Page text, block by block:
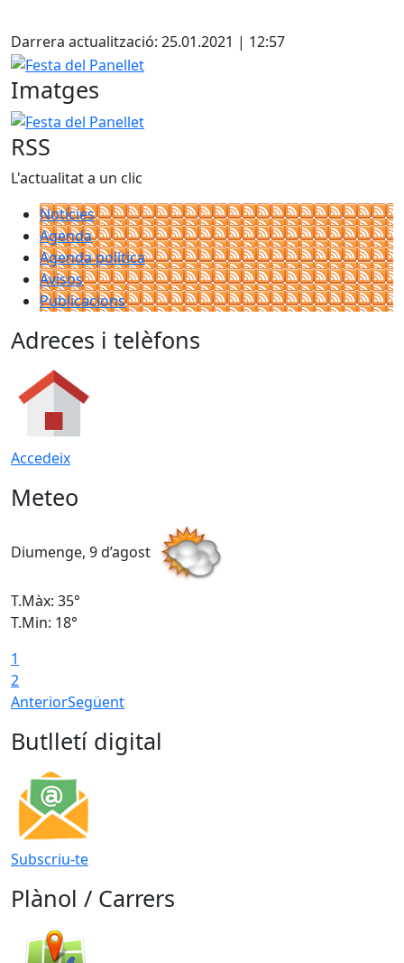
Darrera actualització: 25.01.2021 | 12:57
Festa del Panellet
Imatges
Festa del Panellet
RSS
L'actualitat a un clic
Notícies
Agenda
Agenda política
Avisos
Publicacions
Adreces i telèfons
Accedeix
Meteo
Diumenge, 9 d’agost
T.Màx: 35°
T.Min: 18°
1
2
AnteriorSegüent
Butlletí digital
Subscriu-te
Plànol / Carrers